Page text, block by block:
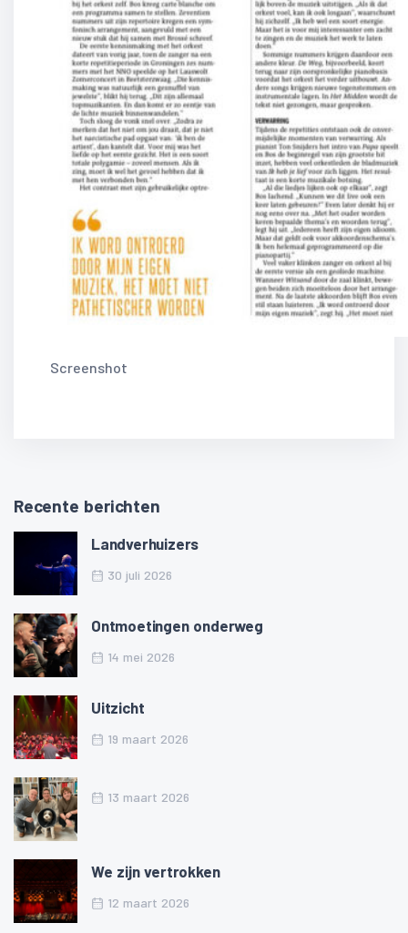
Screenshot
Recente berichten
Landverhuizers
30 juli 2026
Ontmoetingen onderweg
14 mei 2026
Uitzicht
19 maart 2026
13 maart 2026
We zijn vertrokken
12 maart 2026